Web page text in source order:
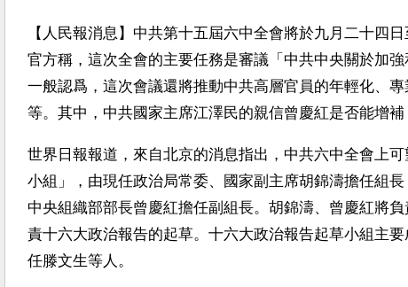
【人民報消息】中共第十五屆六中全會將於九月二十四
官方稱，這次全會的主要任務是審議「中共中央關於加
一般認爲，這次會議還將推動中共高層官員的年輕化、
等。其中，中共國家主席江澤民的親信曾慶紅是否能增
世界日報報道，來自北京的消息指出，中共六中全會上
小組」，由現任政治局常委、國家副主席胡錦濤擔任組
中央組織部部長曾慶紅擔任副組長。胡錦濤、曾慶紅將
責十六大政治報告的起草。十六大政治報告起草小組主
任滕文生等人。